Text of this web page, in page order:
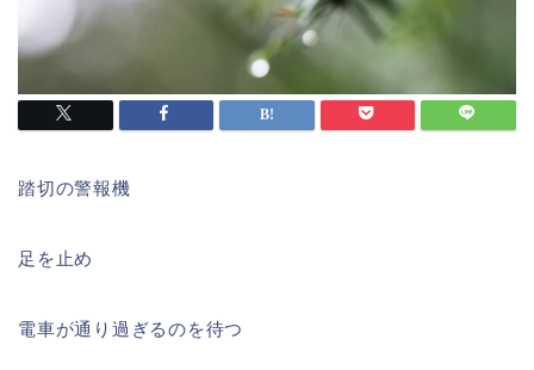
踏切の警報機
足を止め
電車が通り過ぎるのを待つ